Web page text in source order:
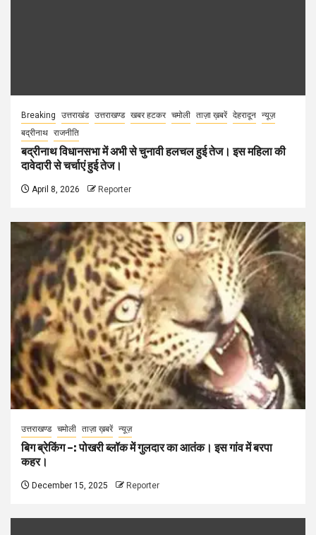
Breaking उत्तराखंड उत्तराखण्ड खबर हटकर चमोली ताज़ा ख़बरें देहरादून न्यूज़
बद्रीनाथ राजनीति
बद्रीनाथ विधानसभा में अभी से चुनावी हलचल हुई तेज। इस महिला की
दावेदारी से चर्चाएं हुई तेज।
April 8, 2026 Reporter
उत्तराखण्ड चमोली ताज़ा ख़बरें न्यूज़
बिग ब्रेकिंग –: पोखरी ब्लॉक में गुलदार का आतंक। इस गांव में बरपा
कहर।
December 15, 2025 Reporter